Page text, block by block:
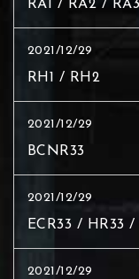
RA1 / RA2 /
2021/12/29
RH1 / RH2
2021/12/29
BCNR33
2021/12/29
ECR33 / HR33 /
2021/12/29